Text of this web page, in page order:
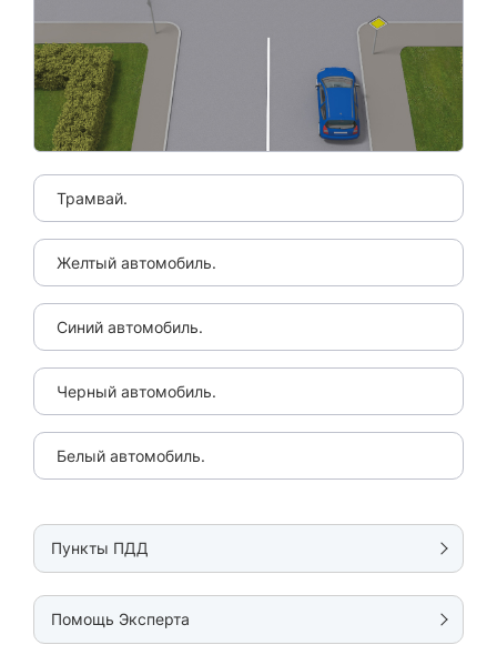
Трамвай.
Желтый автомобиль.
Синий автомобиль.
Черный автомобиль.
Белый автомобиль.
Пункты ПДД
Помощь Эксперта